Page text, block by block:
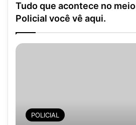
Tudo que acontece no meio
Policial você vê aqui.
POLICIAL